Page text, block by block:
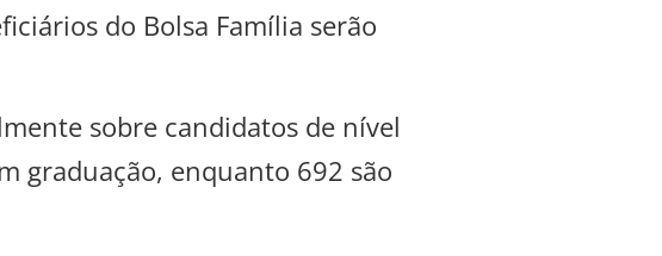
do Bolsa Família serão
sobre candidatos de nível
graduação, enquanto 692 são